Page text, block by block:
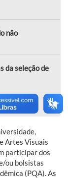
não
da seleção de
Artes Visuais
participar dos
ou bolsistas
(PQA). As